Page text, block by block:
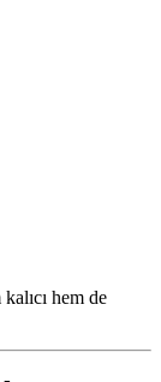
kalıcı hem de